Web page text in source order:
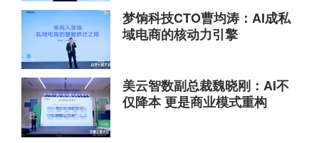
梦饷科技CTO曹均涛：AI成私
域电商的核动力引擎
美云智数副总裁魏晓刚：AI不
仅降本 更是商业模式重构